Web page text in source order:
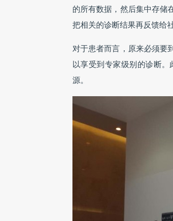
的所有数据，然后集中存储
把相关的诊断结果再反馈给
对于患者而言，原来必须要
以享受到专家级别的诊断
源。